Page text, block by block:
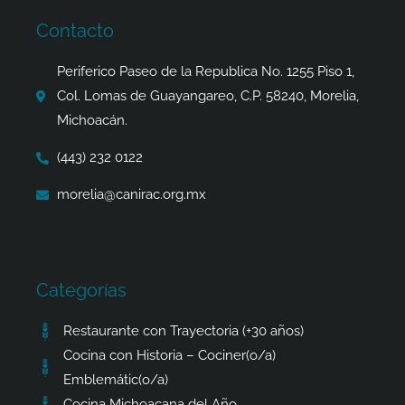
o
k
-
f
a
m
e
r
p
Contacto
Periferico Paseo de la Republica No. 1255 Piso 1,
Col. Lomas de Guayangareo, C.P. 58240, Morelia,
Michoacán.
(443) 232 0122
morelia@canirac.org.mx
Categorías
Restaurante con Trayectoria (+30 años)
Cocina con Historia – Cociner(o/a)
Emblemátic(o/a)